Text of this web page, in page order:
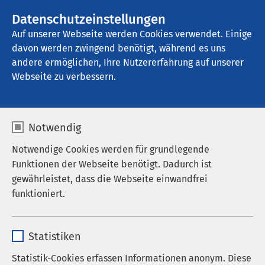
Datenschutzeinstellungen
Auf unserer Webseite werden Cookies verwendet. Einige
davon werden zwingend benötigt, während es uns
andere ermöglichen, Ihre Nutzererfahrung auf unserer
Webseite zu verbessern.
Notwendig
Notwendige Cookies werden für grundlegende
Funktionen der Webseite benötigt. Dadurch ist
gewährleistet, dass die Webseite einwandfrei
funktioniert.
Anbieter sgalinski
Statistiken
Statistik-Cookies erfassen Informationen anonym. Diese
AMEOS Poliklinikum Bernburg
09.07.2025 AMEOS Gruppe
Netzwerkstörung bei AMEOS
Abschaltung der Netzwerke hat zu
Einschränkungen bei der Verfügbarkeit